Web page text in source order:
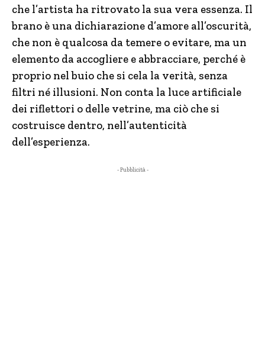
che l’artista ha ritrovato la sua vera essenza. Il
brano è una dichiarazione d’amore all’oscurità,
che non è qualcosa da temere o evitare, ma un
elemento da accogliere e abbracciare, perché è
proprio nel buio che si cela la verità, senza
filtri né illusioni. Non conta la luce artificiale
dei riflettori o delle vetrine, ma ciò che si
costruisce dentro, nell’autenticità
dell’esperienza.
- Pubblicità -